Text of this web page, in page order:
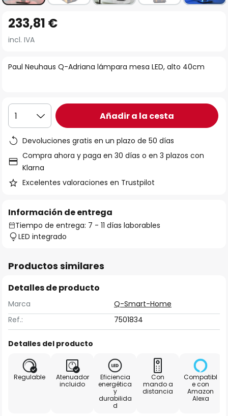
comienzo
la
imágenes
Paul Neuhaus Q-Adriana lámpara mesa LED, alto 40cm
233,81 €
incl. IVA
1 Añadir a la cesta
Devoluciones gratis en un plazo de 50 días
Compra ahora y paga en 30 días o en 3 plazos con
Klarna
Excelentes valoraciones en Trustpilot
Información de entrega
Tiempo de entrega: 7 - 11 días laborables
LED integrado
Productos similares
Detalles de producto
Marca
Q-Smart-Home
Ref.:
7501834
Detalles del producto
Regulable
Atenuador
incluido
Eficiencia
energética
y
durabilida
d
Con
mando a
distancia
Compatibl
e con
Amazon
Alexa